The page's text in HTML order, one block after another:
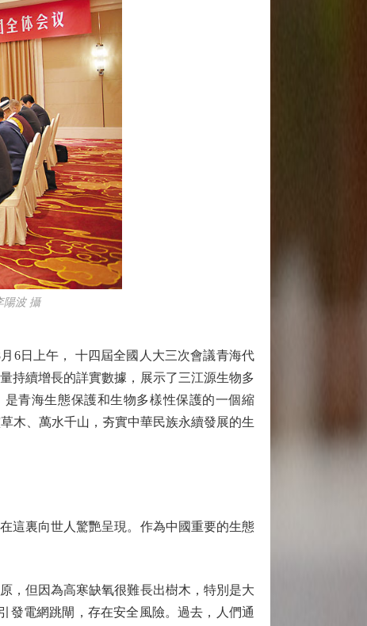
陽波 攝
6日上午， 十四屆全國人大三次會議青海代
持續增長的詳實數據，展示了三江源生物多
青海生態保護和生物多樣性保護的一個縮
木、萬水千山，夯實中華民族永續發展的生
裏向世人驚艷呈現。作為中國重要的生態
但因為高寒缺氧很難長出樹木，特別是大
發電網跳閘，存在安全風險。過去，人們通